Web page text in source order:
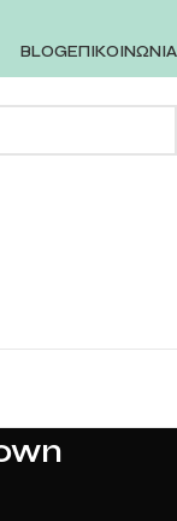
BLOGΕΠΙΚΟΙΝΩΝΙΑ